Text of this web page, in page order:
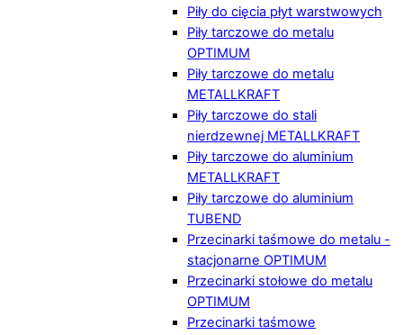
Piły do cięcia płyt warstwowych
Piły tarczowe do metalu
OPTIMUM
Piły tarczowe do metalu
METALLKRAFT
Piły tarczowe do stali
nierdzewnej METALLKRAFT
Piły tarczowe do aluminium
METALLKRAFT
Piły tarczowe do aluminium
TUBEND
Przecinarki taśmowe do metalu -
stacjonarne OPTIMUM
Przecinarki stołowe do metalu
OPTIMUM
Przecinarki taśmowe